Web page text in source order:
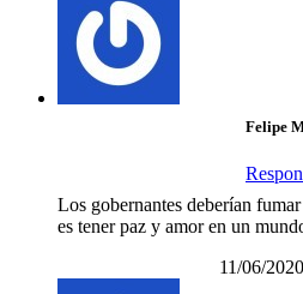
Felipe
Los gobernantes deberían
es tener paz y amor en un
11/06/